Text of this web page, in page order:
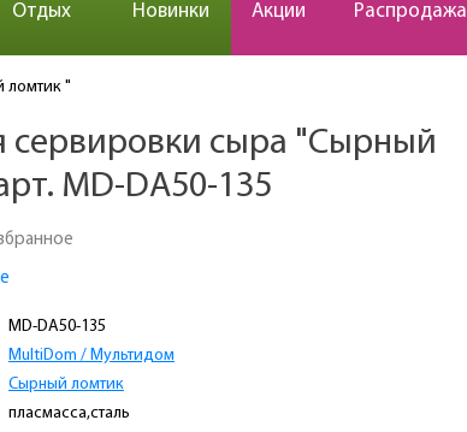
Отдых Новинки Акции Распродажа
ломтик "
сервировки сыра "Сырный
MD-DA50-135
MD-DA50-135
MultiDom / Мультидом
Сырный ломтик
пласмасса,сталь